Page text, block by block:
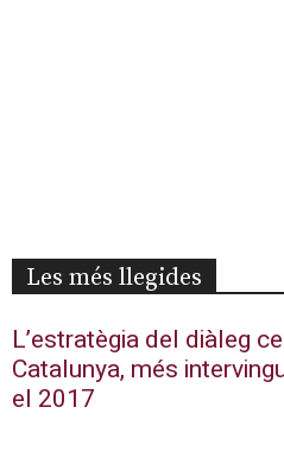
Les més llegides
L’estratègia del diàleg
Catalunya, més
el 2017